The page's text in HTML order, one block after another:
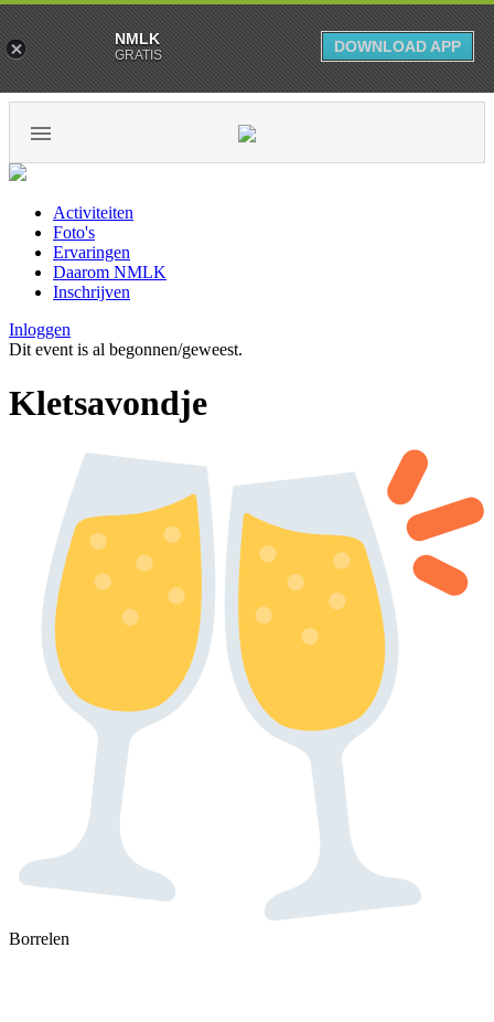
Activiteiten
Foto's
Ervaringen
Daarom NMLK
Inschrijven
Inloggen
Dit event is al begonnen/geweest.
Kletsavondje
Borrelen
NMLK
GRATIS DOWNLOAD APP